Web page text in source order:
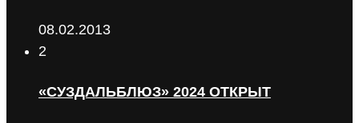
08.02.2013
2
«СУЗДАЛЬБЛЮЗ» 2024 ОТКРЫТ